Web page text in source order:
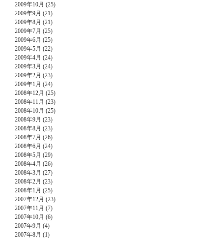
2009年10月 (25)
2009年9月 (21)
2009年8月 (21)
2009年7月 (25)
2009年6月 (25)
2009年5月 (22)
2009年4月 (24)
2009年3月 (24)
2009年2月 (23)
2009年1月 (24)
2008年12月 (25)
2008年11月 (23)
2008年10月 (25)
2008年9月 (23)
2008年8月 (23)
2008年7月 (26)
2008年6月 (24)
2008年5月 (29)
2008年4月 (26)
2008年3月 (27)
2008年2月 (23)
2008年1月 (25)
2007年12月 (23)
2007年11月 (7)
2007年10月 (6)
2007年9月 (4)
2007年8月 (1)